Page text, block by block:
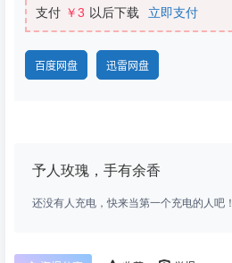
支付 ￥3 以后下载 立即支付
百度网盘 迅雷网盘
予人玫瑰，手有余香
还没有人充电，快来当第一个充电的人吧！